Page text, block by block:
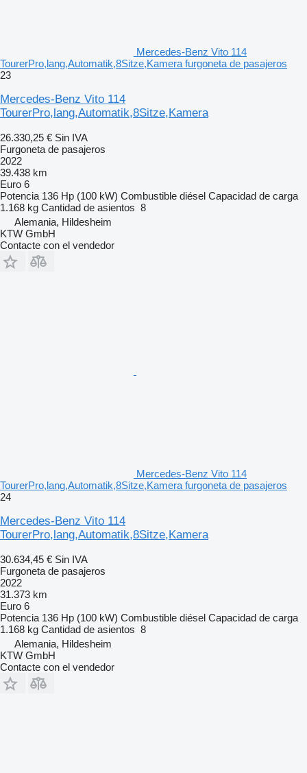
Mercedes-Benz Vito 114
TourerPro,lang,Automatik,8Sitze,Kamera furgoneta de pasajeros
23
Mercedes-Benz Vito 114
TourerPro,lang,Automatik,8Sitze,Kamera
26.330,25 € Sin IVA
Furgoneta de pasajeros
2022
39.438 km
Euro 6
Potencia 136 Hp (100 kW) Combustible diésel Capacidad de carga
1.168 kg Cantidad de asientos 8
Alemania, Hildesheim
KTW GmbH
Contacte con el vendedor
Mercedes-Benz Vito 114
TourerPro,lang,Automatik,8Sitze,Kamera furgoneta de pasajeros
24
Mercedes-Benz Vito 114
TourerPro,lang,Automatik,8Sitze,Kamera
30.634,45 € Sin IVA
Furgoneta de pasajeros
2022
31.373 km
Euro 6
Potencia 136 Hp (100 kW) Combustible diésel Capacidad de carga
1.168 kg Cantidad de asientos 8
Alemania, Hildesheim
KTW GmbH
Contacte con el vendedor